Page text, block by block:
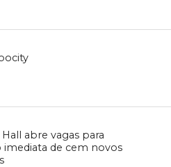
abre vagas para
imediata de cem novos